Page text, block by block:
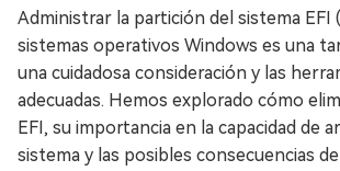
Administrar la partición del sistema EFI
sistemas operativos Windows es una
una cuidadosa consideración y las
adecuadas. Hemos explorado cómo
EFI, su importancia en la capacidad de
sistema y las posibles consecuencias